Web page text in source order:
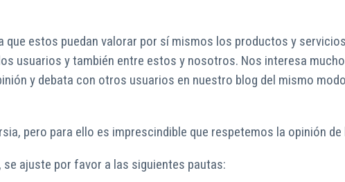
estos puedan valorar por sí mismos los productos y
usuarios y también entre estos y nosotros. Nos interesa
y debata con otros usuarios en nuestro blog del mismo
pero para ello es imprescindible que respetemos la opinión de
ajuste por favor a las siguientes pautas: